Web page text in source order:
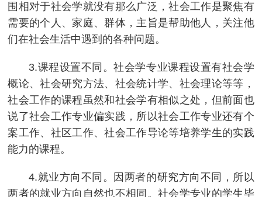
围相对于社会学就没有那么广泛，社会工作是聚焦有
需要的个人、家庭、群体，主旨是帮助他人，关注他
们在社会生活中遇到的各种问题。
3.课程设置不同。社会学专业课程设置有社会学
概论、社会研究方法、社会统计学、社会理论等等，
社会工作的课程虽然和社会学有相似之处，但前面也
说了社会工作专业偏实践，所以社会工作专业还有个
案工作、社区工作、社会工作导论等培养学生的实践
能力的课程。
4.就业方向不同。因两者的研究方向不同，所以
两者的就业方向自然也不相同。社会学专业的学生毕